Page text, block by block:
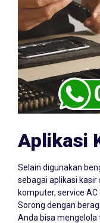
Aplikasi
Selain digunakan
sebagai aplikasi kasir
komputer, service
Sorong dengan
Anda bisa mengelola